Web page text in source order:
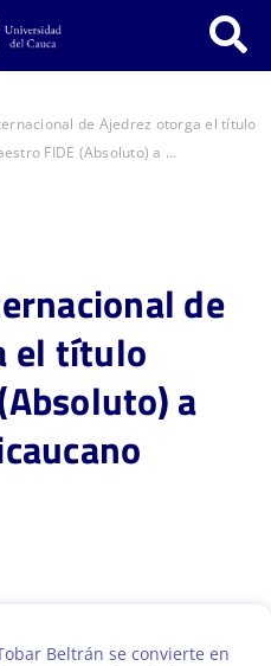
de Ajedrez otorga el título
FIDE (Absoluto) a ...
de
el título
a
Beltrán se convierte en